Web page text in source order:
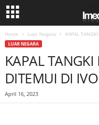
Home Luar Negara KAPAL
LUAR NEGARA
KAPAL
DITEMUI DI
April 16, 2023